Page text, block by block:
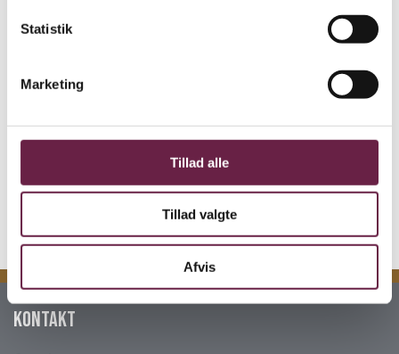
Statistik
Marketing
Tillad alle
Tillad valgte
Afvis
spild fra f.eks. makeup eller shampoo. Derudover er tasken
IGEN Swirl Beauty Bag Mini – L: 16 cm / H: 10 cm / D: 9
Vejl. pris kr. 300,-
Kontakt